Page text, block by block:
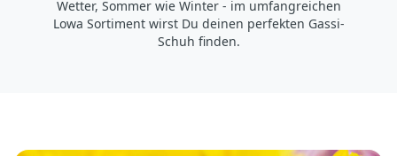
Wetter, Sommer wie Winter - im umfangreichen
Lowa Sortiment wirst Du deinen perfekten Gassi-
Schuh finden.